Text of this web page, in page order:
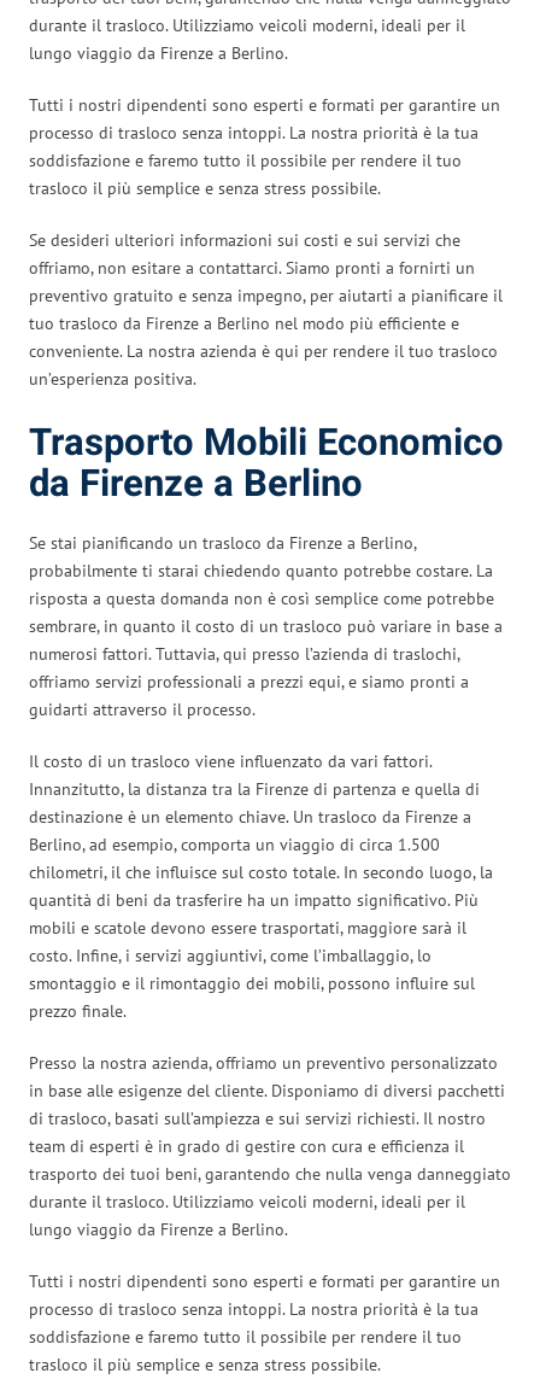
durante il trasloco. Utilizziamo veicoli moderni, ideali per il
lungo viaggio da Firenze a Berlino.
Tutti i nostri dipendenti sono esperti e formati per garantire un
processo di trasloco senza intoppi. La nostra priorità è la tua
soddisfazione e faremo tutto il possibile per rendere il tuo
trasloco il più semplice e senza stress possibile.
Se desideri ulteriori informazioni sui costi e sui servizi che
offriamo, non esitare a contattarci. Siamo pronti a fornirti un
preventivo gratuito e senza impegno, per aiutarti a pianificare il
tuo trasloco da Firenze a Berlino nel modo più efficiente e
conveniente. La nostra azienda è qui per rendere il tuo trasloco
un’esperienza positiva.
Trasporto Mobili Economico
da Firenze a Berlino
Se stai pianificando un trasloco da Firenze a Berlino,
probabilmente ti starai chiedendo quanto potrebbe costare. La
risposta a questa domanda non è così semplice come potrebbe
sembrare, in quanto il costo di un trasloco può variare in base a
numerosi fattori. Tuttavia, qui presso l’azienda di traslochi,
offriamo servizi professionali a prezzi equi, e siamo pronti a
guidarti attraverso il processo.
Il costo di un trasloco viene influenzato da vari fattori.
Innanzitutto, la distanza tra la Firenze di partenza e quella di
destinazione è un elemento chiave. Un trasloco da Firenze a
Berlino, ad esempio, comporta un viaggio di circa 1.500
chilometri, il che influisce sul costo totale. In secondo luogo, la
quantità di beni da trasferire ha un impatto significativo. Più
mobili e scatole devono essere trasportati, maggiore sarà il
costo. Infine, i servizi aggiuntivi, come l’imballaggio, lo
smontaggio e il rimontaggio dei mobili, possono influire sul
prezzo finale.
Presso la nostra azienda, offriamo un preventivo personalizzato
in base alle esigenze del cliente. Disponiamo di diversi pacchetti
di trasloco, basati sull’ampiezza e sui servizi richiesti. Il nostro
team di esperti è in grado di gestire con cura e efficienza il
trasporto dei tuoi beni, garantendo che nulla venga danneggiato
durante il trasloco. Utilizziamo veicoli moderni, ideali per il
lungo viaggio da Firenze a Berlino.
Tutti i nostri dipendenti sono esperti e formati per garantire un
processo di trasloco senza intoppi. La nostra priorità è la tua
soddisfazione e faremo tutto il possibile per rendere il tuo
trasloco il più semplice e senza stress possibile.